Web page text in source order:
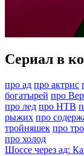
Сериал в
про ад про актрис
богатырей про
про лед про НТВ
рыжих про
тройняшек про
про холод
Шоссе через ад: